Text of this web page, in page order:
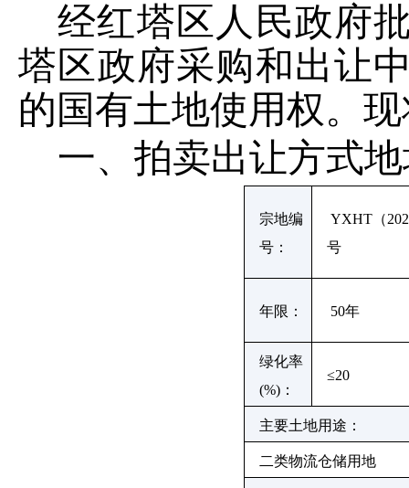
经红塔区人民政府
塔区政府采购和出让
的国有土地使用权。
一、拍卖出让方式
宗地编
号：
YXHT （
号
年限： 50年
绿化率
(%) ：
≤20
主要土地用途：
二类物流仓储用地